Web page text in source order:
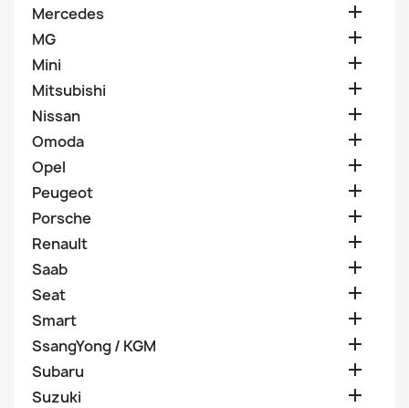
Mercedes 
MG 
Mini 
Mitsubishi 
Nissan 
Omoda 
Opel 
Peugeot 
Porsche 
Renault 
Saab 
Seat 
Smart 
SsangYong / KGM 
Subaru 
Suzuki 